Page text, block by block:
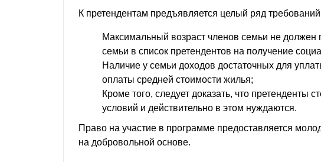
К претендентам предъявляется целый ряд
Максимальный возраст членов семьи не
семьи в список претендентов на получение
Наличие у семьи доходов достаточных для
оплаты средней стоимости жилья;
Кроме того, следует доказать, что
условий и действительно в этом нуждаются.
Право на участие в программе предоставляется
на добровольной основе.